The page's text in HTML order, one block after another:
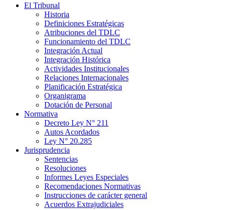
El Tribunal
Historia
Definiciones Estratégicas
Atribuciones del TDLC
Funcionamiento del TDLC
Integración Actual
Integración Histórica
Actividades Institucionales
Relaciones Internacionales
Planificación Estratégica
Organigrama
Dotación de Personal
Normativa
Decreto Ley N° 211
Autos Acordados
Ley N° 20.285
Jurisprudencia
Sentencias
Resoluciones
Informes Leyes Especiales
Recomendaciones Normativas
Instrucciones de carácter general
Acuerdos Extrajudiciales